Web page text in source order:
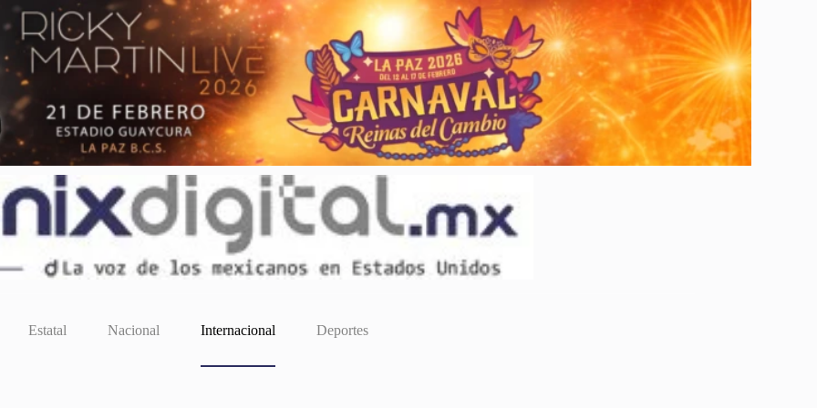
Estatal Nacional Internacional Deportes